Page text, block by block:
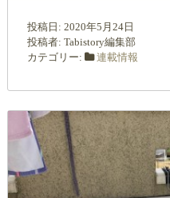
投稿日: 2020年5月24日
投稿者: Tabistory編集部
カテゴリー:
連載情報